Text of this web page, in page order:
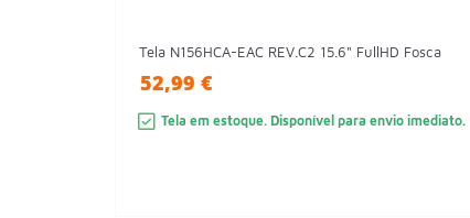
Tela N156HCA-EAC REV.C2 15.6" FullHD Fosca
52,99 €
Tela em estoque. Disponível para envio imediato.